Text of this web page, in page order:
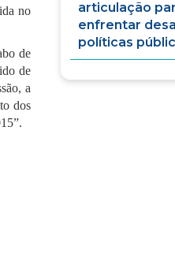
no
de
de
a
dos
articulação
enfrentar
políticas